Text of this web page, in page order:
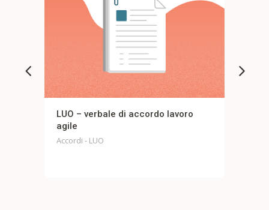
LUO – verbale di accordo lavoro
agile
Accordi - LUO